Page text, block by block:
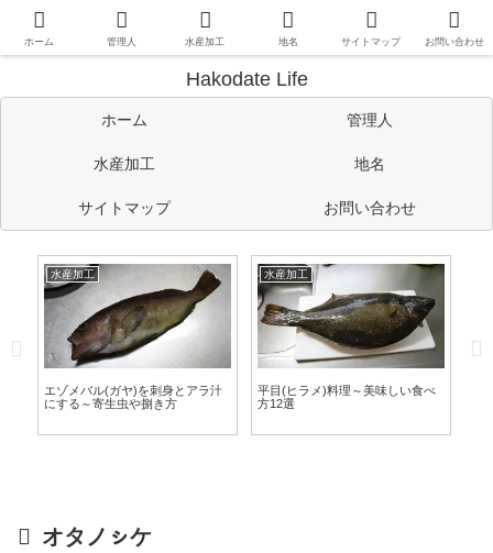
ています。
Hakodate Life
ホーム 管理人
水産加工 地名
サイトマップ お問い合わせ
水産加工
エゾメバル(ガヤ)を刺身とアラ汁
にする～寄生虫や捌き方
水産加工
平目(ヒラメ)料理～美味しい食べ
方12選
オタノㇱケ
ホーム 管理人 水産加工 地名 サイトマップ お問い合わせ